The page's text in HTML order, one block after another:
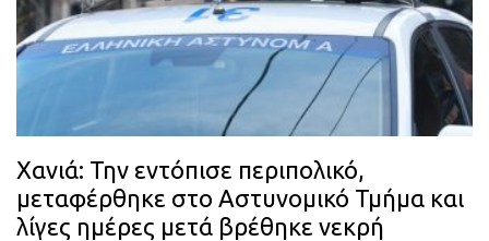
Χανιά: Την εντόπισε περιπολικό,
μεταφέρθηκε στο Αστυνομικό Τμήμα και
λίγες ημέρες μετά βρέθηκε νεκρή